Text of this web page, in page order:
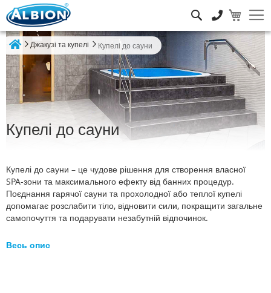
Джакузі та купелі Купелі до сауни
Купелі до сауни
Купелі до сауни – це чудове рішення для створення власної
SPA-зони та максимального ефекту від банних процедур.
Поєднання гарячої сауни та прохолодної або теплої купелі
допомагає розслабити тіло, відновити сили, покращити загальне
самопочуття та подарувати незабутній відпочинок.
Весь опис